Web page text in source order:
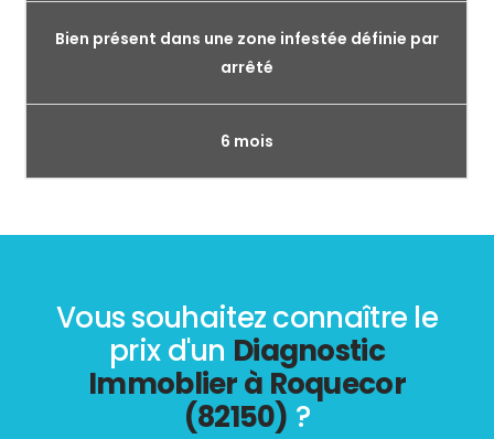
Bien présent dans une zone infestée définie par
arrêté
6 mois
Vous souhaitez connaître le
prix d'un Diagnostic
Immoblier à Roquecor
(82150) ?